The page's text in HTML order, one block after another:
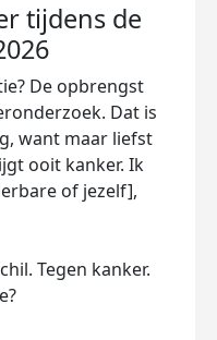
tijdens de
De opbrengst
Dat is
want maar liefst
ooit kanker. Ik
of jezelf],
Tegen kanker.